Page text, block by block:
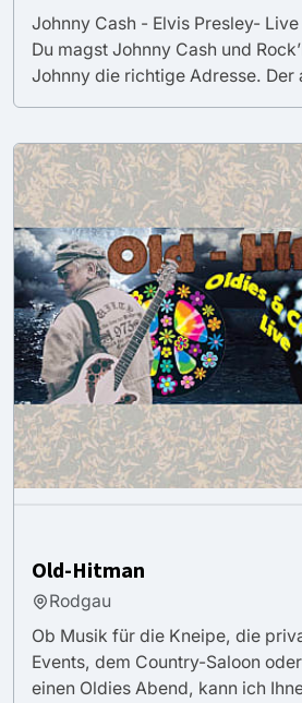
Johnny Cash - Elvis Presley-
Du magst Johnny Cash und
Johnny die richtige Adresse. Der
Old-Hitman
Rodgau
Ob Musik für die Kneipe, die
Events, dem Country-Saloon
einen Oldies Abend, kann ich